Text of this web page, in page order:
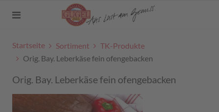
Startseite Sortiment
TK-Produkte
Orig. Bay. Leberkäse fein ofengebacken
Orig. Bay. Leberkäse fein ofengebacken